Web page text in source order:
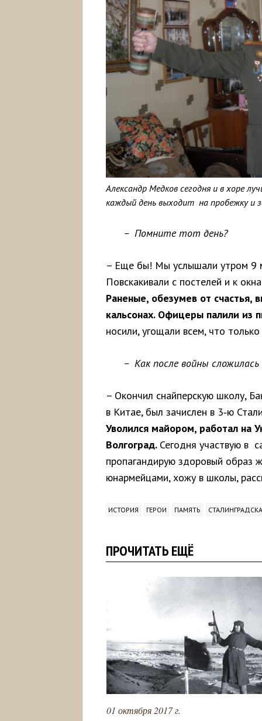
Александр Медков сегодня и в хоре
каждый день выходит на пробежку и
– Помните тот день?
– Еще бы! Мы услышали утром 9
Повскакивали с постелей и к
Раненые, обезумев от счастья,
кальсонах. Офицеры палили из
носили, угощали всем, что
– Как после войны
– Окончил снайперскую школу,
в Китае, был зачислен в 3‑ю
Уволился майором, работал на
Волгоград. Сегодня участвую в
пропагандирую здоровый образ
юнармейцами, хожу в школы,
ИСТОРИЯ ГЕРОИ ПАМЯТЬ
ПРОЧИТАТЬ ЕЩЁ
01 октября 2017 г.